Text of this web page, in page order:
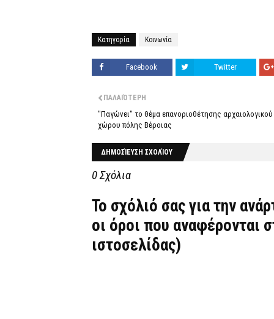
Κατηγορία Κοινωνία
Facebook Twitter
ΠΑΛΑΙΌΤΕΡΗ
"Παγώνει" το θέμα επανοριοθέτησης αρχαιολογικού
χώρου πόλης Βέροιας
ΔΗΜΟΣΊΕΥΣΗ ΣΧΟΛΊΟΥ
0 Σχόλια
Το σχόλιό σας για την
οι όροι που αναφέρονται
ιστοσελίδας)